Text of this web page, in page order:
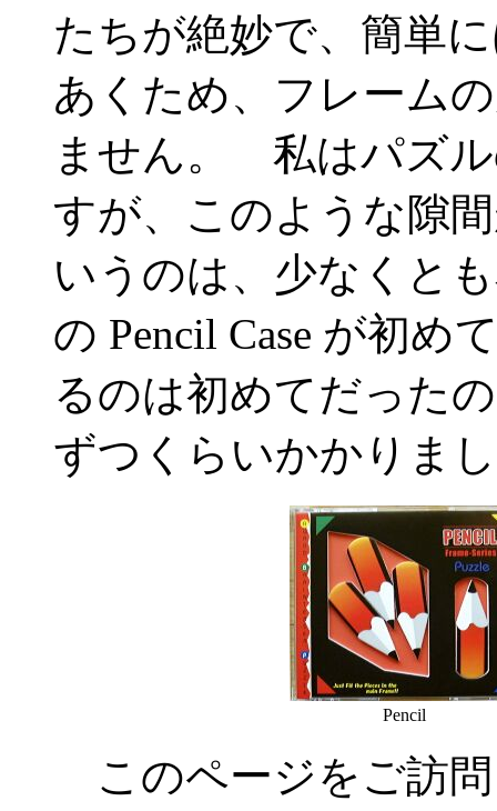
たちが絶妙で、簡単
あくため、フレーム
ません。 私はパズ
すが、このような隙
いうのは、少なくと
の Pencil Case が初
るのは初めてだった
ずつくらいかかりま
Pencil
このページをご訪